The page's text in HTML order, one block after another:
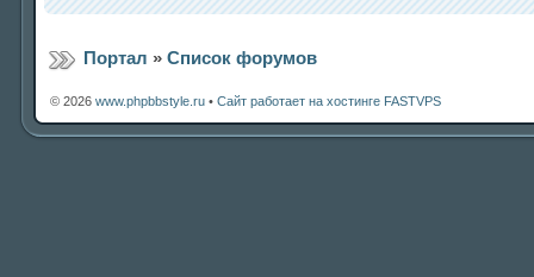
Портал »Список форумов
© 2026 www.phpbbstyle.ru • Сайт работает на хостинге FASTVPS